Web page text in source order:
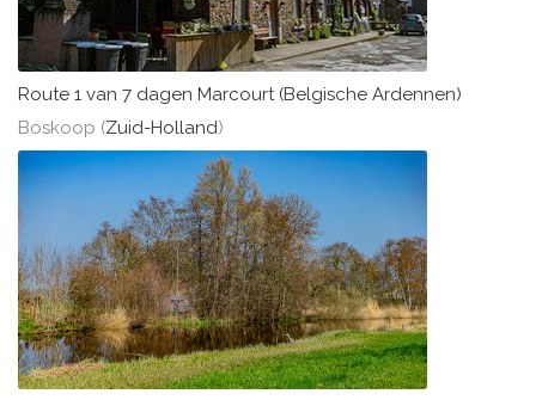
Route 1 van 7 dagen Marcourt (Belgische Ardennen)
Boskoop (Zuid-Holland)